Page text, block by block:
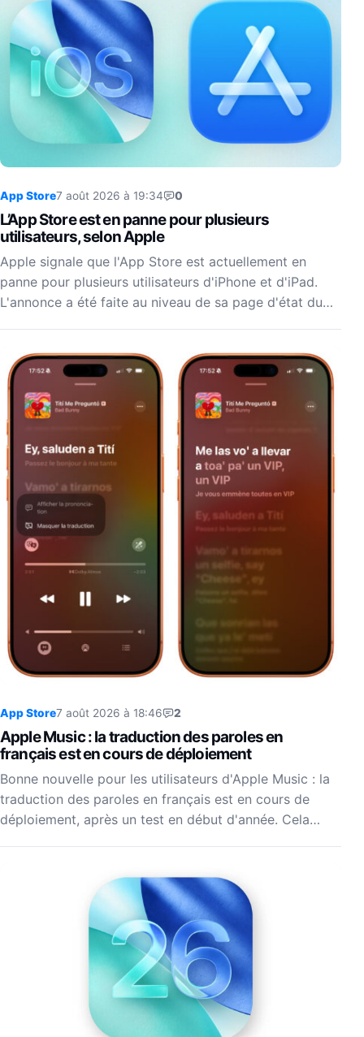
App Store7 août 2026 à 19:34 0
L’App Store est en panne pour plusieurs
utilisateurs, selon Apple
Apple signale que l'App Store est actuellement en
panne pour plusieurs utilisateurs d'iPhone et d'iPad.
L'annonce a été faite au niveau de sa page d'état du…
App Store7 août 2026 à 18:46 2
Apple Music : la traduction des paroles en
français est en cours de déploiement
Bonne nouvelle pour les utilisateurs d'Apple Music : la
traduction des paroles en français est en cours de
déploiement, après un test en début d'année. Cela…